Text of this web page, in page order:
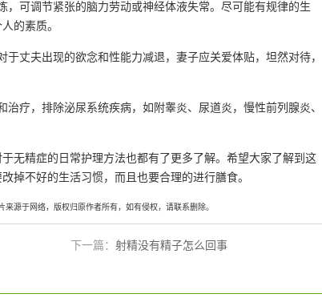
，可调节紧张的脑力劳动或神经体液失常。尽可能有规律的生
的素质。
丈夫出现的欲念和性能力减退，妻子应关爱体贴，坦然对待，
疗，排除泌尿系统疾病，如附睾炎、尿道炎，慢性前列腺炎、
无精症的日常护理方法也都有了更多了解。希望大家了解到这
掉不好的生活习惯，而且也要合理的进行膳食。
来源于网络，版权归原作者所有，如有侵权，请联系删除。
下一篇： 射精没有精子怎么回事